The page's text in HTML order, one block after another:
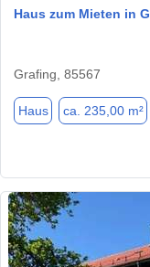
Haus zum Mieten in
Grafing, 85567
Haus ca. 235,00 m²